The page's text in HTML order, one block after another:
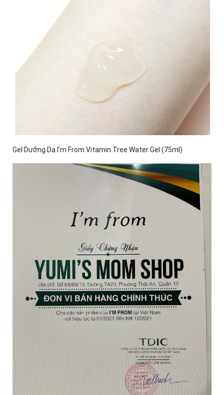
Gel Dưỡng Da I’m From Vitamin Tree Water Gel (75ml)